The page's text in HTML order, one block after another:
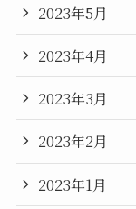
2023年5月
2023年4月
2023年3月
2023年2月
2023年1月